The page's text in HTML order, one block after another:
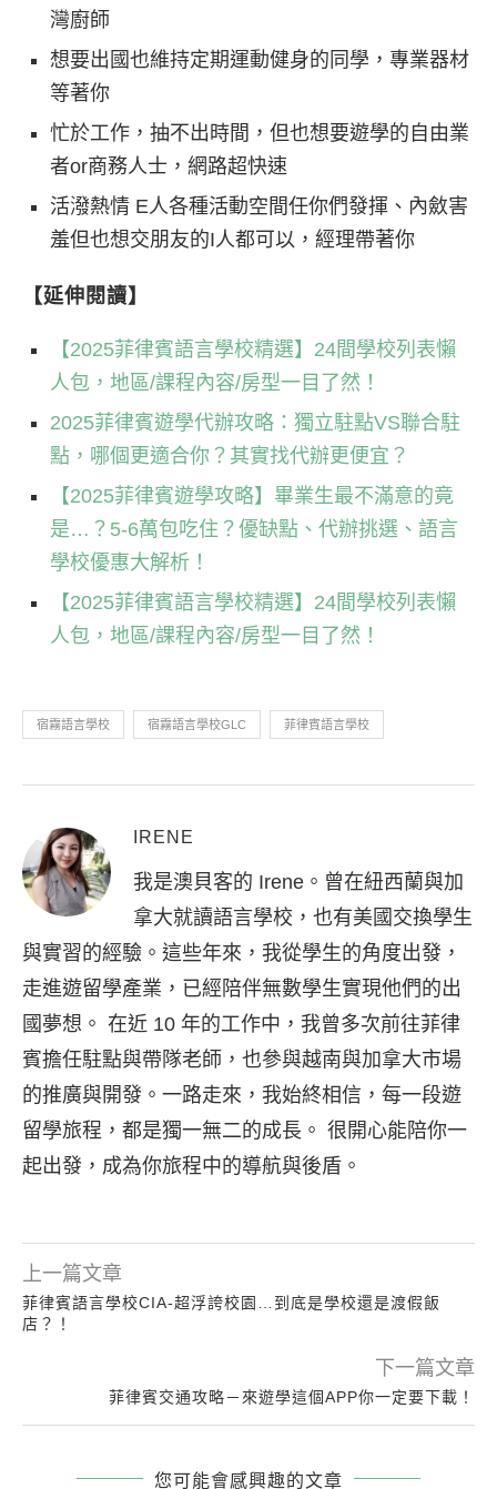
灣廚師
想要出國也維持定期運動健身的同學，專業器材
等著你
忙於工作，抽不出時間，但也想要遊學的自由業
者or商務人士，網路超快速
活潑熱情 E人各種活動空間任你們發揮、內斂害
羞但也想交朋友的I人都可以，經理帶著你
【延伸閱讀】
【2025菲律賓語言學校精選】24間學校列表懶
人包，地區/課程內容/房型一目了然！
2025菲律賓遊學代辦攻略：獨立駐點VS聯合駐
點，哪個更適合你？其實找代辦更便宜？
【2025菲律賓遊學攻略】畢業生最不滿意的竟
是…？5-6萬包吃住？優缺點、代辦挑選、語言
學校優惠大解析！
【2025菲律賓語言學校精選】24間學校列表懶
人包，地區/課程內容/房型一目了然！
宿霧語言學校 宿霧語言學校GLC 菲律賓語言學校
IRENE
我是澳貝客的 Irene。曾在紐西蘭與加
拿大就讀語言學校，也有美國交換學生
與實習的經驗。這些年來，我從學生的角度出發，
走進遊留學產業，已經陪伴無數學生實現他們的出
國夢想。 在近 10 年的工作中，我曾多次前往菲律
賓擔任駐點與帶隊老師，也參與越南與加拿大市場
的推廣與開發。一路走來，我始終相信，每一段遊
留學旅程，都是獨一無二的成長。 很開心能陪你一
起出發，成為你旅程中的導航與後盾。
上一篇文章
菲律賓語言學校CIA-超浮誇校園…到底是學校還是渡假飯
店？！
下一篇文章
菲律賓交通攻略－來遊學這個APP你一定要下載！
您可能會感興趣的文章